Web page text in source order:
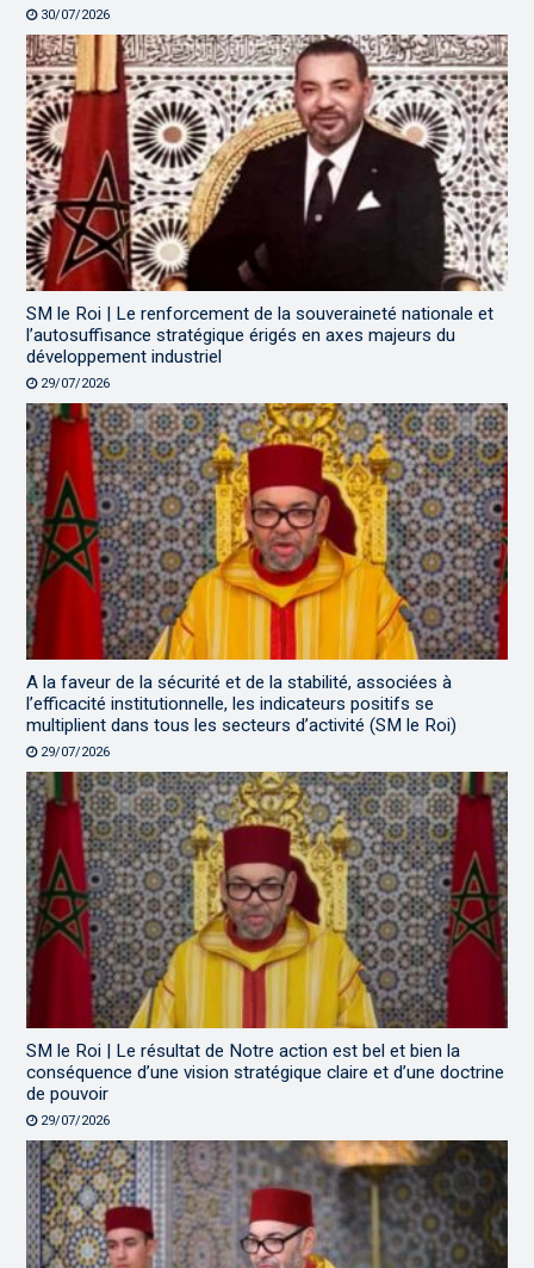
30/07/2026
SM le Roi | Le renforcement de la souveraineté nationale et
l’autosuffisance stratégique érigés en axes majeurs du
développement industriel
29/07/2026
A la faveur de la sécurité et de la stabilité, associées à
l’efficacité institutionnelle, les indicateurs positifs se
multiplient dans tous les secteurs d’activité (SM le Roi)
29/07/2026
SM le Roi | Le résultat de Notre action est bel et bien la
conséquence d’une vision stratégique claire et d’une doctrine
de pouvoir
29/07/2026